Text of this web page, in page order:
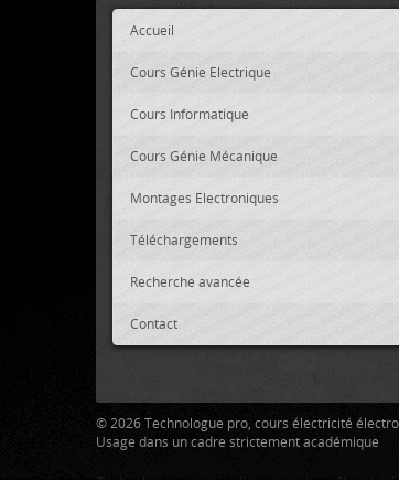
Accueil
Cours Génie Electrique
Cours Informatique
Cours Génie Mécanique
Montages Electroniques
Téléchargements
Recherche avancée
Contact
© 2026 Technologue pro, cours électricité
Usage dans un cadre strictement académique